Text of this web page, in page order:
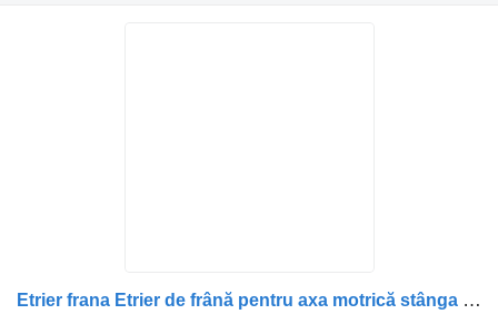
Etrier frana Etrier de frână pentru axa motrică stânga pentru camion Irisbus 5001019720 / 5001019718